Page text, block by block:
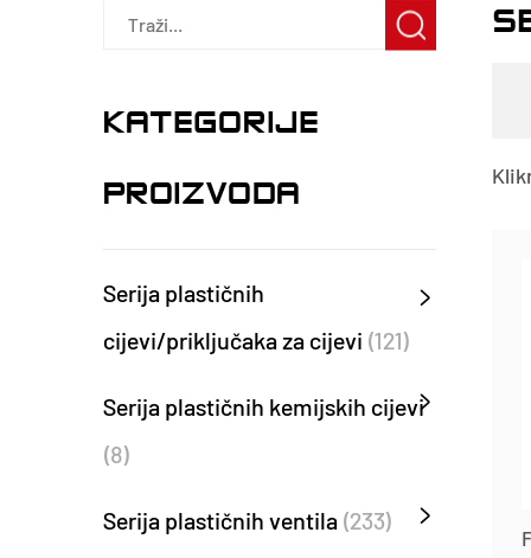
KATEGORIJE
PROIZVODA
Serija plastičnih
cijevi/priključaka za cijevi (121)
Serija plastičnih kemijskih cijevi
(8)
Serija plastičnih ventila (233)